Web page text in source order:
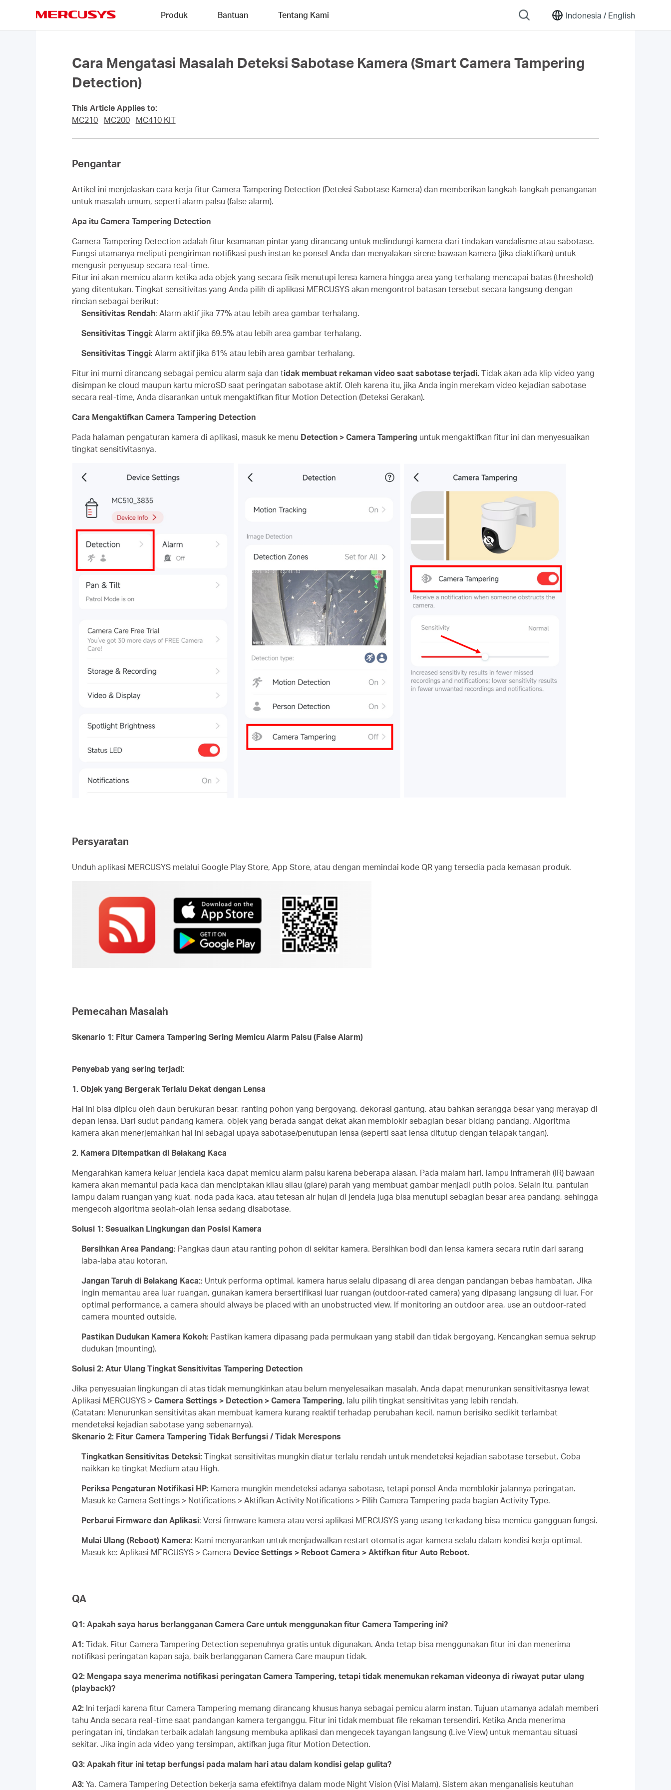
Indonesia / English
Produk Bantuan Tentang Kami
Cara Mengatasi Masalah Deteksi Sabotase Kamera (Smart Camera Tampering
Detection)
This Article Applies to:
MC210
MC200 MC410 KIT
Pengantar
Artikel ini menjelaskan cara kerja fitur Camera Tampering Detection (Deteksi Sabotase Kamera) dan memberikan langkah-langkah penanganan
untuk masalah umum, seperti alarm palsu (false alarm).
Apa itu Camera Tampering Detection
Camera Tampering Detection adalah fitur keamanan pintar yang dirancang untuk melindungi kamera dari tindakan vandalisme atau sabotase.
Fungsi utamanya meliputi pengiriman notifikasi push instan ke ponsel Anda dan menyalakan sirene bawaan kamera (jika diaktifkan) untuk
mengusir penyusup secara real-time.
Fitur ini akan memicu alarm ketika ada objek yang secara fisik menutupi lensa kamera hingga area yang terhalang mencapai batas (threshold)
yang ditentukan. Tingkat sensitivitas yang Anda pilih di aplikasi MERCUSYS akan mengontrol batasan tersebut secara langsung dengan
rincian sebagai berikut:
Sensitivitas Rendah: Alarm aktif jika 77% atau lebih area gambar terhalang.
Sensitivitas Tinggi: Alarm aktif jika 69.5% atau lebih area gambar terhalang.
Sensitivitas Tinggi: Alarm aktif jika 61% atau lebih area gambar terhalang.
Fitur ini murni dirancang sebagai pemicu alarm saja dan tidak membuat rekaman video saat sabotase terjadi. Tidak akan ada klip video yang
disimpan ke cloud maupun kartu microSD saat peringatan sabotase aktif. Oleh karena itu, jika Anda ingin merekam video kejadian sabotase
secara real-time, Anda disarankan untuk mengaktifkan fitur Motion Detection (Deteksi Gerakan).
Cara Mengaktifkan Camera Tampering Detection
Pada halaman pengaturan kamera di aplikasi, masuk ke menu Detection > Camera Tampering untuk mengaktifkan fitur ini dan menyesuaikan
tingkat sensitivitasnya.
Persyaratan
Unduh aplikasi MERCUSYS melalui Google Play Store, App Store, atau dengan memindai kode QR yang tersedia pada kemasan produk.
Pemecahan Masalah
Skenario 1: Fitur Camera Tampering Sering Memicu Alarm Palsu (False Alarm)
Penyebab yang sering terjadi:
1. Objek yang Bergerak Terlalu Dekat dengan Lensa
Hal ini bisa dipicu oleh daun berukuran besar, ranting pohon yang bergoyang, dekorasi gantung, atau bahkan serangga besar yang merayap di
depan lensa. Dari sudut pandang kamera, objek yang berada sangat dekat akan memblokir sebagian besar bidang pandang. Algoritma
kamera akan menerjemahkan hal ini sebagai upaya sabotase/penutupan lensa (seperti saat lensa ditutup dengan telapak tangan).
2. Kamera Ditempatkan di Belakang Kaca
Mengarahkan kamera keluar jendela kaca dapat memicu alarm palsu karena beberapa alasan. Pada malam hari, lampu inframerah (IR) bawaan
kamera akan memantul pada kaca dan menciptakan kilau silau (glare) parah yang membuat gambar menjadi putih polos. Selain itu, pantulan
lampu dalam ruangan yang kuat, noda pada kaca, atau tetesan air hujan di jendela juga bisa menutupi sebagian besar area pandang, sehingga
mengecoh algoritma seolah-olah lensa sedang disabotase.
Solusi 1: Sesuaikan Lingkungan dan Posisi Kamera
Bersihkan Area Pandang: Pangkas daun atau ranting pohon di sekitar kamera. Bersihkan bodi dan lensa kamera secara rutin dari sarang
laba-laba atau kotoran.
Jangan Taruh di Belakang Kaca:: Untuk performa optimal, kamera harus selalu dipasang di area dengan pandangan bebas hambatan. Jika
ingin memantau area luar ruangan, gunakan kamera bersertifikasi luar ruangan (outdoor-rated camera) yang dipasang langsung di luar. For
optimal performance, a camera should always be placed with an unobstructed view. If monitoring an outdoor area, use an outdoor-rated
camera mounted outside.
Pastikan Dudukan Kamera Kokoh: Pastikan kamera dipasang pada permukaan yang stabil dan tidak bergoyang. Kencangkan semua sekrup
dudukan (mounting).
Solusi 2: Atur Ulang Tingkat Sensitivitas Tampering Detection
Jika penyesuaian lingkungan di atas tidak memungkinkan atau belum menyelesaikan masalah, Anda dapat menurunkan sensitivitasnya lewat
Aplikasi MERCUSYS > Camera Settings > Detection > Camera Tampering, lalu pilih tingkat sensitivitas yang lebih rendah.
(Catatan: Menurunkan sensitivitas akan membuat kamera kurang reaktif terhadap perubahan kecil, namun berisiko sedikit terlambat
mendeteksi kejadian sabotase yang sebenarnya).
Skenario 2: Fitur Camera Tampering Tidak Berfungsi / Tidak Merespons
Tingkatkan Sensitivitas Deteksi: Tingkat sensitivitas mungkin diatur terlalu rendah untuk mendeteksi kejadian sabotase tersebut. Coba
naikkan ke tingkat Medium atau High.
Periksa Pengaturan Notifikasi HP: Kamera mungkin mendeteksi adanya sabotase, tetapi ponsel Anda memblokir jalannya peringatan.
Masuk ke Camera Settings > Notifications > Aktifkan Activity Notifications > Pilih Camera Tampering pada bagian Activity Type.
Perbarui Firmware dan Aplikasi: Versi firmware kamera atau versi aplikasi MERCUSYS yang usang terkadang bisa memicu gangguan fungsi.
Mulai Ulang (Reboot) Kamera: Kami menyarankan untuk menjadwalkan restart otomatis agar kamera selalu dalam kondisi kerja optimal.
Masuk ke: Aplikasi MERCUSYS > Camera Device Settings > Reboot Camera > Aktifkan fitur Auto Reboot.
QA
Q1: Apakah saya harus berlangganan Camera Care untuk menggunakan fitur Camera Tampering ini?
A1: Tidak. Fitur Camera Tampering Detection sepenuhnya gratis untuk digunakan. Anda tetap bisa menggunakan fitur ini dan menerima
notifikasi peringatan kapan saja, baik berlangganan Camera Care maupun tidak.
Q2: Mengapa saya menerima notifikasi peringatan Camera Tampering, tetapi tidak menemukan rekaman videonya di riwayat putar ulang
(playback)?
A2: Ini terjadi karena fitur Camera Tampering memang dirancang khusus hanya sebagai pemicu alarm instan. Tujuan utamanya adalah memberi
tahu Anda secara real-time saat pandangan kamera terganggu. Fitur ini tidak membuat file rekaman tersendiri. Ketika Anda menerima
peringatan ini, tindakan terbaik adalah langsung membuka aplikasi dan mengecek tayangan langsung (Live View) untuk memantau situasi
sekitar. Jika ingin ada video yang tersimpan, aktifkan juga fitur Motion Detection.
Q3: Apakah fitur ini tetap berfungsi pada malam hari atau dalam kondisi gelap gulita?
A3: Ya. Camera Tampering Detection bekerja sama efektifnya dalam mode Night Vision (Visi Malam). Sistem akan menganalisis keutuhan